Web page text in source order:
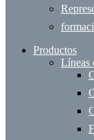
Productos
Líneas